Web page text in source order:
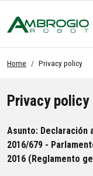
Home Privacy policy
Privacy policy
Asunto: Declaración
2016/679 -
2016 (Reglamento